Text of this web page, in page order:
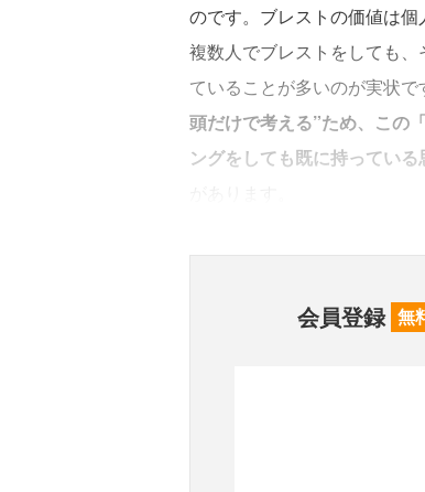
のです。ブレストの価値は
複数人でブレストをしても
ていることが多いのが実状で
頭だけで考える”ため、この
ングをしても既に持ってい
会員登録 無